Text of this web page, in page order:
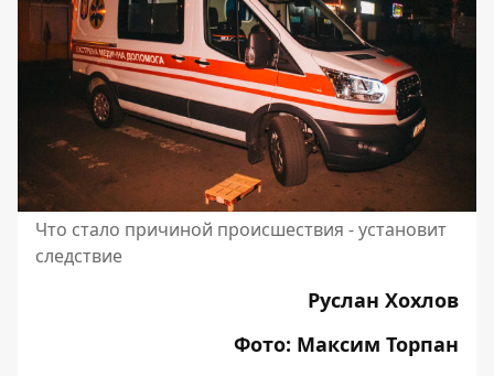
Что стало причиной происшествия - установит
следствие
Руслан Хохлов
Фото: Максим Торпан